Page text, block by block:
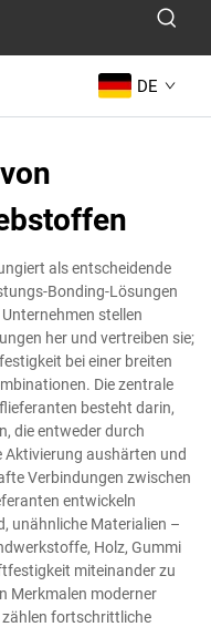
DE
als entscheidende
Bonding-Lösungen
stellen
her und vertreiben sie;
bei einer breiten
Die zentrale
besteht darin,
die entweder durch
aushärten und
Verbindungen zwischen
entwickeln
unähnliche Materialien –
Holz, Gummi
miteinander zu
Merkmalen moderner
fortschrittliche